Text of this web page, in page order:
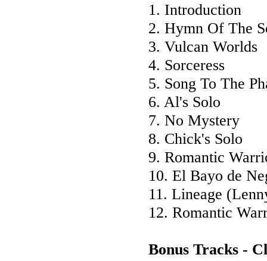
1. Introduction
2. Hymn Of The
3. Vulcan Worlds
4. Sorceress
5. Song To The
6. Al's Solo
7. No Mystery
8. Chick's Solo
9. Romantic
10. El Bayo de
11. Lineage
12. Romantic
Bonus Tracks -